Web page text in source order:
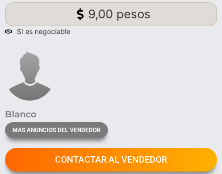
9,00 pesos
SI es negociable
Blanco
MAS ANUNCIOS DEL VENDEDOR
CONTACTAR AL VENDEDOR